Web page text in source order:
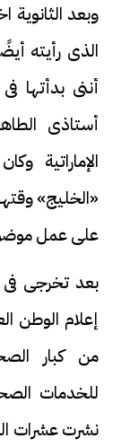
وبعد الثانوية
الذى رأيته
أننى بدأتها
أستاذى
الإماراتية
«الخليج»
على عمل
بعد تخرجى فى
إعلام الوطن
من كبار
للخدمات
نشرت عشرات